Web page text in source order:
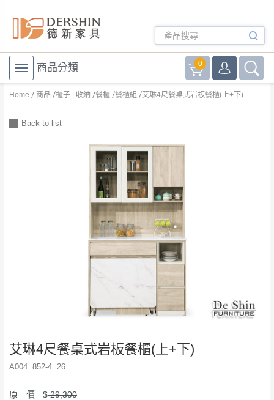
商品分類 0
Home 商品 櫃子 | 收納 餐櫃 餐櫃組 艾琳4尺餐桌式岩板餐櫃(上+下)
Back to list
艾琳4尺餐桌式岩板餐櫃(上+下)
A004. 852-4 .26
原 價 $29,300